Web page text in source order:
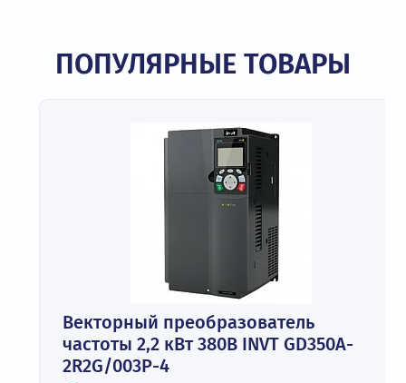
ПОПУЛЯРНЫЕ ТОВАРЫ
Векторный преобразователь
частоты 2,2 кВт 380В INVT GD350A-
2R2G/003P-4